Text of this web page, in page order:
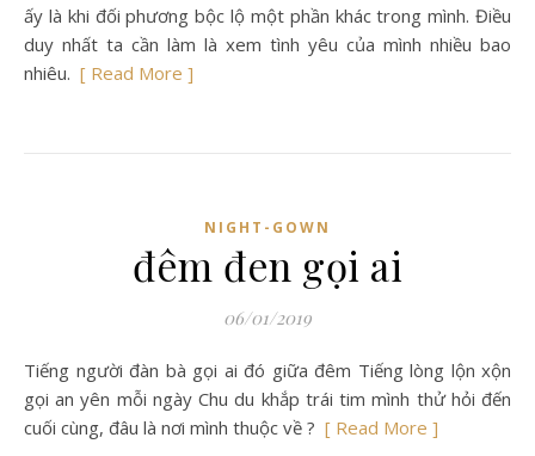
ấy là khi đối phương bộc lộ một phần khác trong mình. Điều
duy nhất ta cần làm là xem tình yêu của mình nhiều bao
nhiêu. [ Read More ]
NIGHT-GOWN
đêm đen gọi ai
06/01/2019
Tiếng người đàn bà gọi ai đó giữa đêm Tiếng lòng lộn xộn
gọi an yên mỗi ngày Chu du khắp trái tim mình thử hỏi đến
cuối cùng, đâu là nơi mình thuộc về ? [ Read More ]